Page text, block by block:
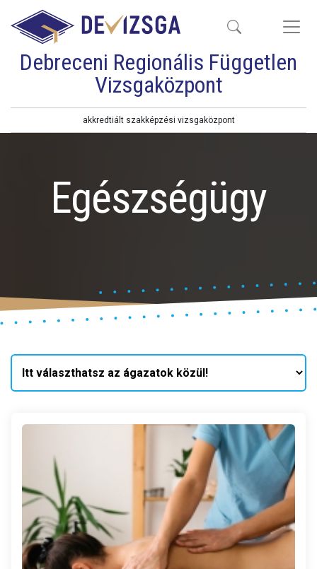
Debreceni Regionális Független
Vizsgaközpont
akkredtiált szakképzési vizsgaközpont
Egészségügy